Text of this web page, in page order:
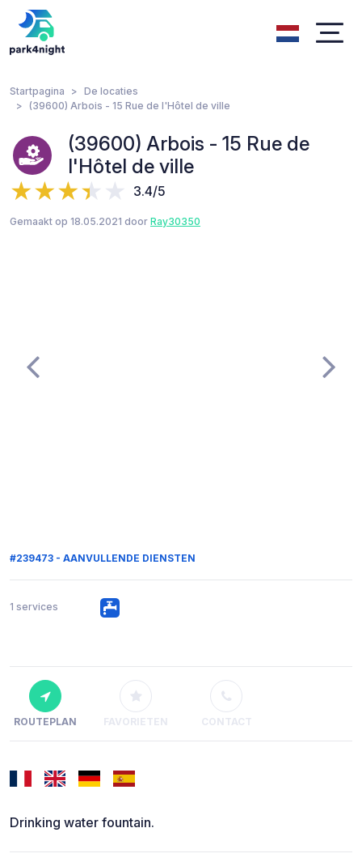
Startpagina
De locaties
(39600) Arbois - 15 Rue de l'Hôtel de ville
(39600) Arbois - 15 Rue de
l'Hôtel de ville
3.4/5
Gemaakt op 18.05.2021 door Ray30350
#239473 - AANVULLENDE DIENSTEN
1 services
ROUTEPLAN FAVORIETEN CONTACT
Drinking water fountain.